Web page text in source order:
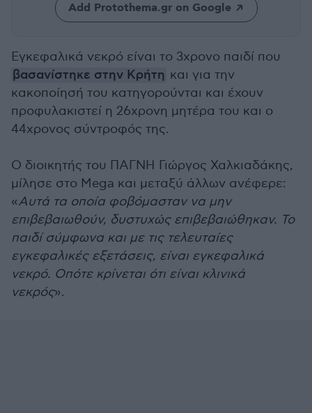
Add Protothema.gr on Google
Εγκεφαλικά νεκρό είναι το 3χρονο παιδί που
βασανίστηκε στην Κρήτη και για την
κακοποίησή του κατηγορούνται και έχουν
προφυλακιστεί η 26χρονη μητέρα του και ο
44χρονος σύντροφός της.
Ο διοικητής του ΠΑΓΝΗ Γιώργος Χαλκιαδάκης,
μίλησε στο Mega και μεταξύ άλλων ανέφερε:
«Αυτά τα οποία φοβόμασταν να μην
επιβεβαιωθούν, δυστυχώς επιβεβαιώθηκαν. Το
παιδί σύμφωνα και με τις τελευταίες
εγκεφαλικές εξετάσεις, είναι εγκεφαλικά
νεκρό. Οπότε κρίνεται ότι είναι κλινικά
νεκρός».